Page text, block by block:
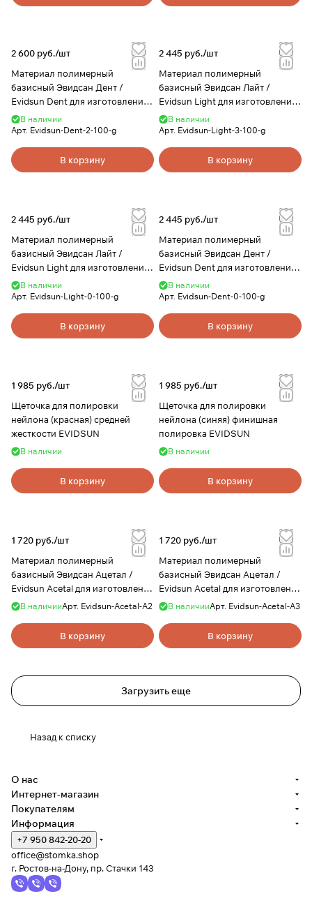
2 600 руб./шт
Материал полимерный
базисный Эвидсан Дент /
Evidsun Dent для изготовления
зубных протезов, цвет 2, 100 г,
Evidsun
В наличии
Арт. Evidsun-Dent-2-100-g
В корзину
2 445 руб./шт
Материал полимерный
базисный Эвидсан Лайт /
Evidsun Light для изготовления
зубных протезов, цвет 3, 100 г,
Evidsun
В наличии
Арт. Evidsun-Light-3-100-g
В корзину
2 445 руб./шт
Материал полимерный
базисный Эвидсан Лайт /
Evidsun Light для изготовления
зубных протезов, цвет 0, 100 г,
Evidsun
В наличии
Арт. Evidsun-Light-0-100-g
В корзину
2 445 руб./шт
Материал полимерный
базисный Эвидсан Дент /
Evidsun Dent для изготовления
зубных протезов, цвет 0, 100 г,
Evidsun
В наличии
Арт. Evidsun-Dent-0-100-g
В корзину
1 985 руб./шт
Щеточка для полировки
нейлона (красная) средней
жесткости EVIDSUN
В наличии
В корзину
1 985 руб./шт
Щеточка для полировки
нейлона (синяя) финишная
полировка EVIDSUN
В наличии
В корзину
1 720 руб./шт
Материал полимерный
базисный Эвидсан Ацетал /
Evidsun Acetal для изготовления
коронок, цвет A2, 100 г, Evidsun
В наличииАрт. Evidsun-Acetal-A2
В корзину
1 720 руб./шт
Материал полимерный
базисный Эвидсан Ацетал /
Evidsun Acetal для изготовления
коронок, цвет A3, 100 г, Evidsun
В наличииАрт. Evidsun-Acetal-A3
В корзину
Загрузить еще
Назад к списку
О нас
Интернет-магазин
Покупателям
Информация
+7 950 842-20-20
office@stomka.shop
г. Ростов-на-Дону, пр. Стачки 143